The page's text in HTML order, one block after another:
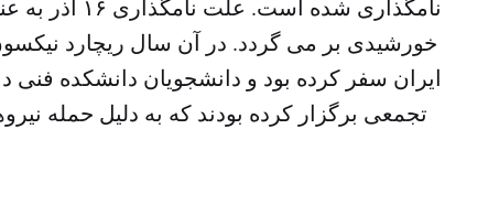
خورشیدی بر می گردد. در آن سال ریچارد
ایران سفر کرده بود و دانشجویان دانشکده فنی
تجمعی برگزار کرده بودند که به دلیل حمله